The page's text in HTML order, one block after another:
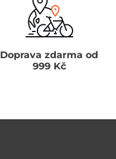
Doprava zdarma od
999 Kč